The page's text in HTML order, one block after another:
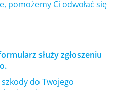
pomożemy Ci odwołać się
służy zgłoszeniu
do Twojego